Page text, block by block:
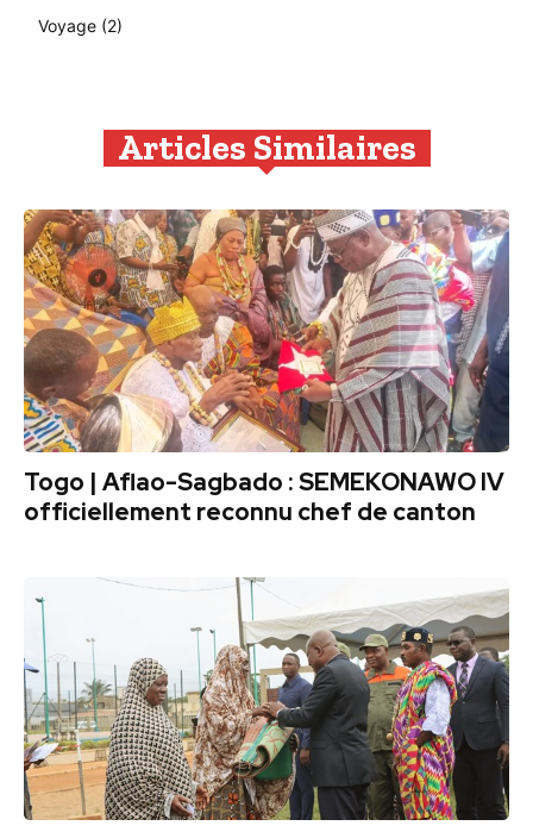
Voyage (2)
Articles Similaires
Togo | Aflao-Sagbado : SEMEKONAWO IV
officiellement reconnu chef de canton